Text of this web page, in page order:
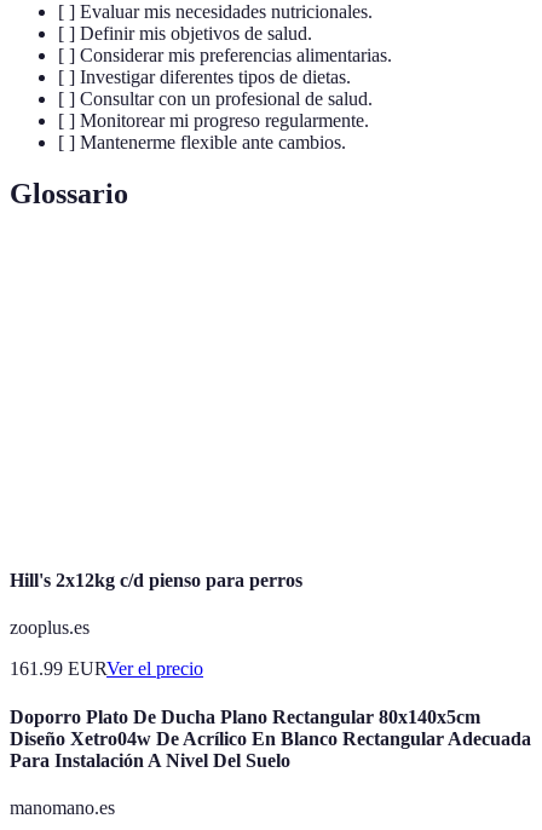
[ ] Evaluar mis necesidades nutricionales.
[ ] Definir mis objetivos de salud.
[ ] Considerar mis preferencias alimentarias.
[ ] Investigar diferentes tipos de dietas.
[ ] Consultar con un profesional de salud.
[ ] Monitorear mi progreso regularmente.
[ ] Mantenerme flexible ante cambios.
Glossario
Hill's 2x12kg c/d pienso para perros
zooplus.es
161.99 EURVer el precio
Doporro Plato De Ducha Plano Rectangular 80x140x5cm
Diseño Xetro04w De Acrílico En Blanco Rectangular Adecuada
Para Instalación A Nivel Del Suelo
manomano.es